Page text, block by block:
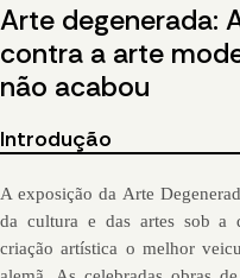
Arte degenerada:
contra a arte
não acabou
Introdução
A exposição da Arte
da cultura e das artes sob a
criação artística o melhor